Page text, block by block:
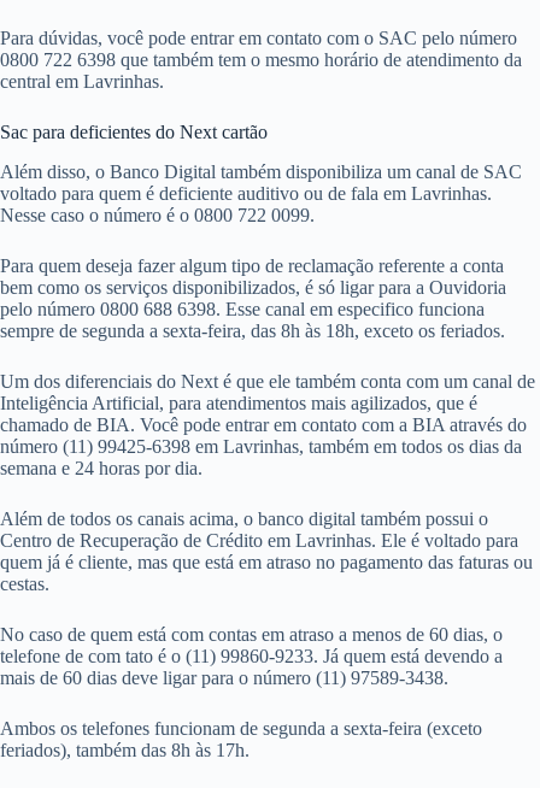
Para dúvidas, você pode entrar em contato com o SAC pelo número
0800 722 6398 que também tem o mesmo horário de atendimento da
central em Lavrinhas.
Sac para deficientes do Next cartão
Além disso, o Banco Digital também disponibiliza um canal de SAC
voltado para quem é deficiente auditivo ou de fala em Lavrinhas.
Nesse caso o número é o 0800 722 0099.
Para quem deseja fazer algum tipo de reclamação referente a conta
bem como os serviços disponibilizados, é só ligar para a Ouvidoria
pelo número 0800 688 6398. Esse canal em especifico funciona
sempre de segunda a sexta-feira, das 8h às 18h, exceto os feriados.
Um dos diferenciais do Next é que ele também conta com um canal de
Inteligência Artificial, para atendimentos mais agilizados, que é
chamado de BIA. Você pode entrar em contato com a BIA através do
número (11) 99425-6398 em Lavrinhas, também em todos os dias da
semana e 24 horas por dia.
Além de todos os canais acima, o banco digital também possui o
Centro de Recuperação de Crédito em Lavrinhas. Ele é voltado para
quem já é cliente, mas que está em atraso no pagamento das faturas ou
cestas.
No caso de quem está com contas em atraso a menos de 60 dias, o
telefone de com tato é o (11) 99860-9233. Já quem está devendo a
mais de 60 dias deve ligar para o número (11) 97589-3438.
Ambos os telefones funcionam de segunda a sexta-feira (exceto
feriados), também das 8h às 17h.